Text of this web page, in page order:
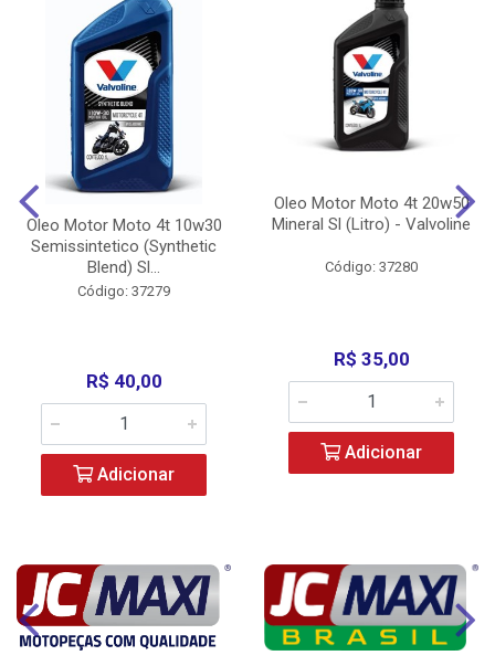
Oleo Motor Moto 4t 10w30
Semissintetico (Synthetic
Blend) Sl...
Código: 37279
R$ 40,00
Adicionar
Oleo Motor Moto 4t 20w50
Mineral Sl (Litro) - Valvoline
Código: 37280
R$ 35,00
Adicionar